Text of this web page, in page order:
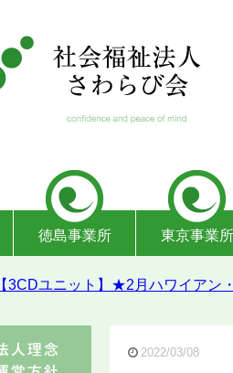
徳島事業所 東京事業所
【3CDユニット】★2月ハワイアン
2022/03/08